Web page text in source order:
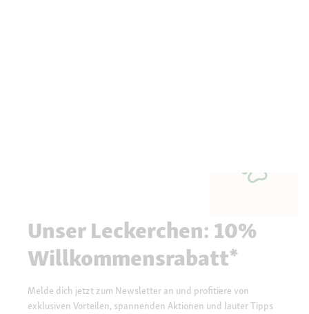
Unser Leckerchen: 10%
Willkommensrabatt*
Melde dich jetzt zum Newsletter an und profitiere von
exklusiven Vorteilen, spannenden Aktionen und lauter Tipps